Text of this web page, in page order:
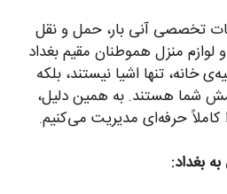
تخصصی آنی بار، حمل و نقل
منزل هموطنان مقیم بغداد
خانه، تنها اشیا نیستند، بلکه
شما هستند. به همین دلیل،
حرفه‌ای مدیریت می‌کنیم.
بغداد: